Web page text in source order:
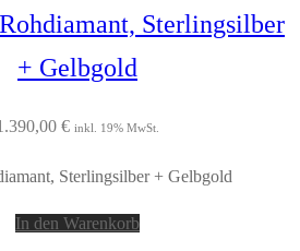
Sterlingsilber
+ Gelbgold
€ inkl. 19% MwSt.
Sterlingsilber + Gelbgold
In den Warenkorb